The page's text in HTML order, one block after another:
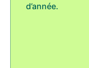
d’année.